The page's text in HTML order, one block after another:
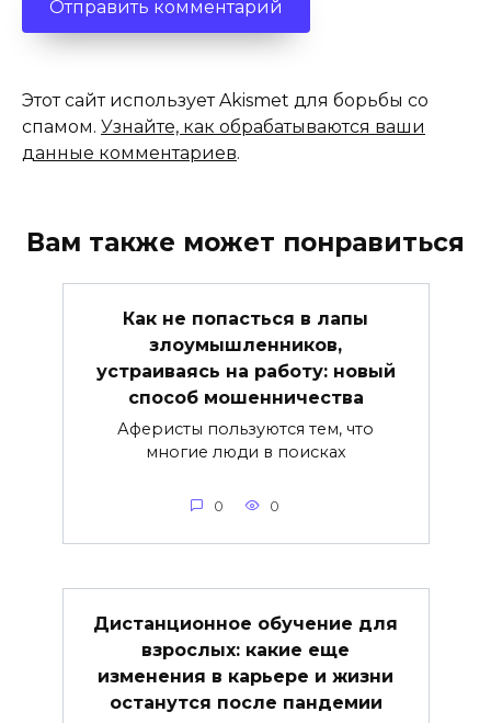
Этот сайт использует Akismet для борьбы со
спамом. Узнайте, как обрабатываются ваши
данные комментариев.
Вам также может понравиться
Как не попасться в лапы
злоумышленников,
устраиваясь на работу: новый
способ мошенничества
Аферисты пользуются тем, что
многие люди в поисках
0 0
Дистанционное обучение для
взрослых: какие еще
изменения в карьере и жизни
останутся после пандемии